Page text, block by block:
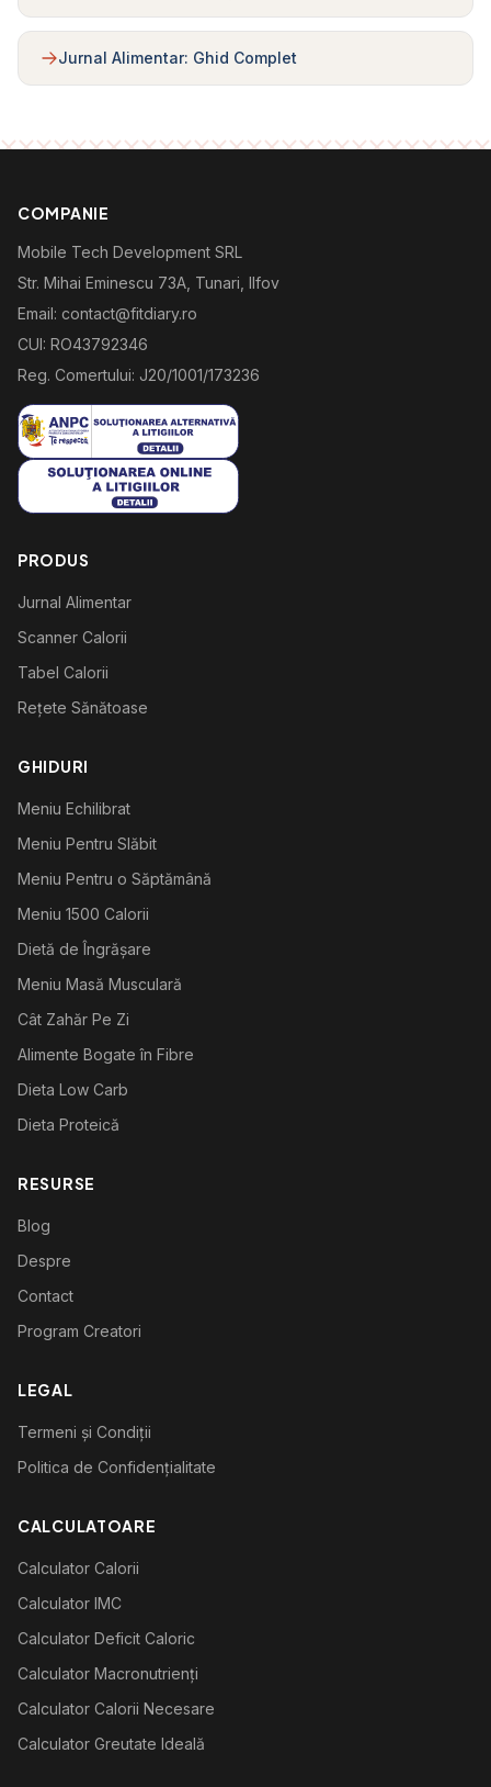
Jurnal Alimentar: Ghid Complet
COMPANIE
Mobile Tech Development SRL
Str. Mihai Eminescu 73A, Tunari, Ilfov
Email: contact@fitdiary.ro
CUI: RO43792346
Reg. Comertului: J20/1001/173236
PRODUS
Jurnal Alimentar
Scanner Calorii
Tabel Calorii
Rețete Sănătoase
GHIDURI
Meniu Echilibrat
Meniu Pentru Slăbit
Meniu Pentru o Săptămână
Meniu 1500 Calorii
Dietă de Îngrășare
Meniu Masă Musculară
Cât Zahăr Pe Zi
Alimente Bogate în Fibre
Dieta Low Carb
Dieta Proteică
RESURSE
Blog
Despre
Contact
Program Creatori
LEGAL
Termeni și Condiții
Politica de Confidențialitate
CALCULATOARE
Calculator Calorii
Calculator IMC
Calculator Deficit Caloric
Calculator Macronutrienți
Calculator Calorii Necesare
Calculator Greutate Ideală